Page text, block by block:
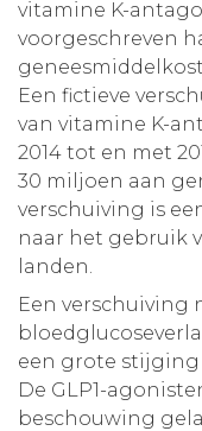
vitamine K-
voorgeschreven
Een fictieve
van vitamine K-
2014 tot en met
30 miljoen aan
verschuiving is
naar het gebruik
landen.
Een verschuiving
een grote stijging
De GLP1-
beschouwing